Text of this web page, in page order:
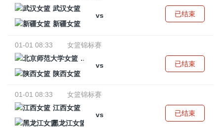
武汉女篮
vs
新疆女篮
已结束
01-01 08:33
女篮锦标赛
北京师范大学女篮
vs
陕西女篮
已结束
01-01 08:33
女篮锦标赛
江西女篮
vs
黑龙江女篮
已结束